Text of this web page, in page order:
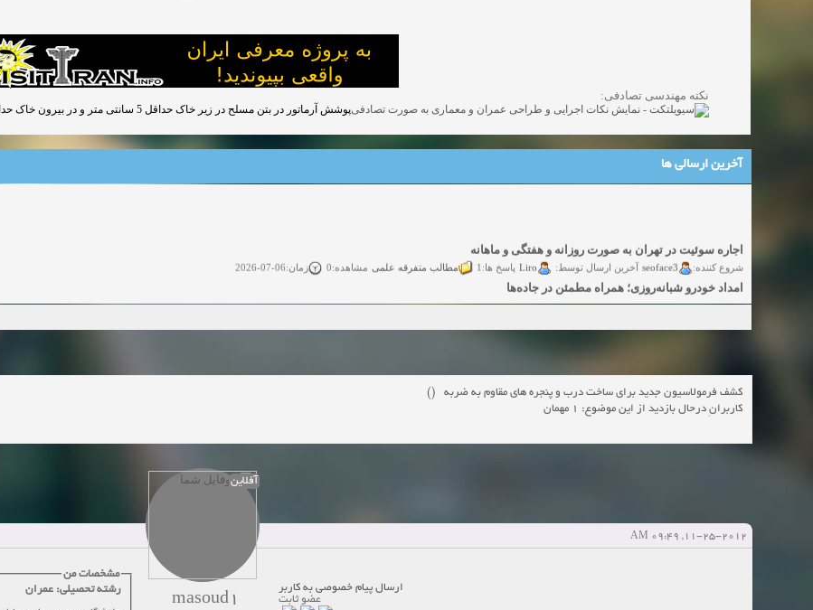
نکته مهندسی تصادفی:
پوشش آرماتور در بتن مسلح در زیر خاک حداقل 5 سانتی متر و در بیرون خاک حداقل 2.5 سانتی متر است.
آخرین ارسالی ها
اجاره سوئیت در تهران به صورت روزانه و هفتگی و ماهانه
شروع کننده: seoface3 آخرین ارسال توسط: Liro پاسخ ها:1
امداد خودرو شبانه‌روزی؛ همراه مطمئن در جاده‌ها
شروع کننده: yadak724 آخرین ارسال توسط: yadak724
شروع کننده: alimohri2 آخرین ارسال توسط: alimohri2 پاسخ ها:0 گفتگوی آزاد مشاهده:0 زمان:11-04-2025
انواع پمپ و الکتروموتور
شروع کننده: pumpy آخرین ارسال توسط:
شروع کننده: elmi.alireza70 آخرین ارسال توسط: elmi.alireza70 پاسخ ها:0 دعوت به همکاری مشاهده:0 زمان:11-11-2024
شروع کننده: elmi.alireza70 آخرین ارسال توسط: elmi.alireza70 پاسخ ها:0 دعوت به همکاری مشاهده:0 زمان:10-21-2024
Girls in your town for night - Real-life Females
مشاهده:0
کشف فرمولاسیون جدید برای ساخت درب و پنجره های مقاوم به ضربه ()
کاربرانِ درحال بازدید از این موضوع: 1 مهمان
11-25-2012, 09:49 AM
آفلاین
masoud1
ارسال پیام خصوصی به کاربر
عضو ثابت
مشخصات من
رشته تحصیلی: عمران